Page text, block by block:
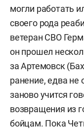
могли работать
своего рода
ветеран СВО
он прошел
за Артемовск
ранение, едва
заново учится
возвращения из
бойцам. Пока